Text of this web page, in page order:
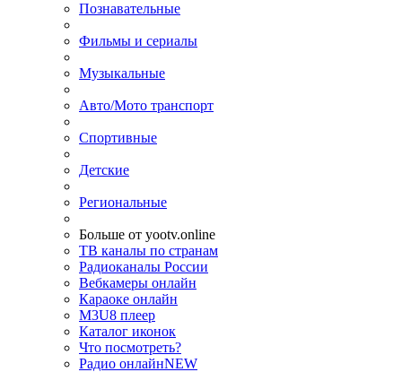
Познавательные
Фильмы и сериалы
Музыкальные
Авто/Мото транспорт
Спортивные
Детские
Региональные
Больше от yootv.online
ТВ каналы по странам
Радиоканалы России
Вебкамеры онлайн
Караоке онлайн
M3U8 плеер
Каталог иконок
Что посмотреть?
Радио онлайнNEW